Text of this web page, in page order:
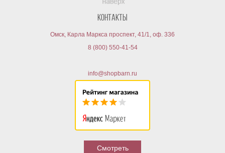
Контакты
Омск, Карла Маркса проспект, 41/1, оф. 336
8 (800) 550-41-54
info@shopbarn.ru
Смотреть